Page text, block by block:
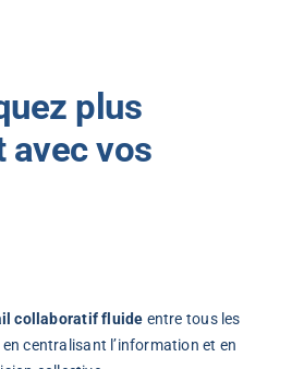
plus
vos
collaboratif fluide entre tous les
centralisant l’information et en